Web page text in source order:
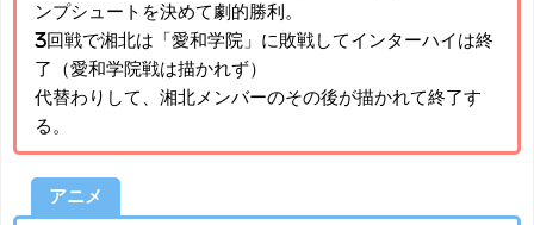
ンプシュートを決めて劇的勝利。
3回戦で湘北は「愛和学院」に敗戦してインターハイは終
了（愛和学院戦は描かれず）
代替わりして、湘北メンバーのその後が描かれて終了す
る。
アニメ